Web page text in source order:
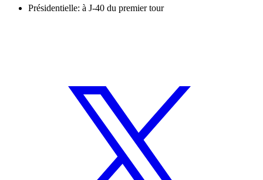
Présidentielle: à J-40 du premier tour